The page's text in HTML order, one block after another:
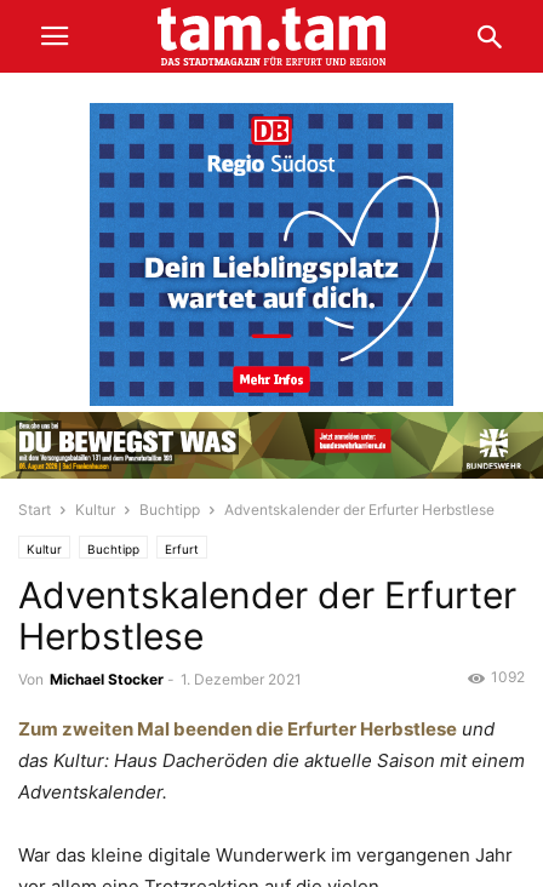
Start Kultur Buchtipp Adventskalender der Erfurter Herbstlese
Kultur Buchtipp Erfurt
Adventskalender der Erfurter
Herbstlese
Von Michael Stocker - 1. Dezember 2021 1092
Zum zweiten Mal beenden die Erfurter Herbstlese und
das Kultur: Haus Dacheröden die aktuelle Saison mit einem
Adventskalender.
War das kleine digitale Wunderwerk im vergangenen Jahr